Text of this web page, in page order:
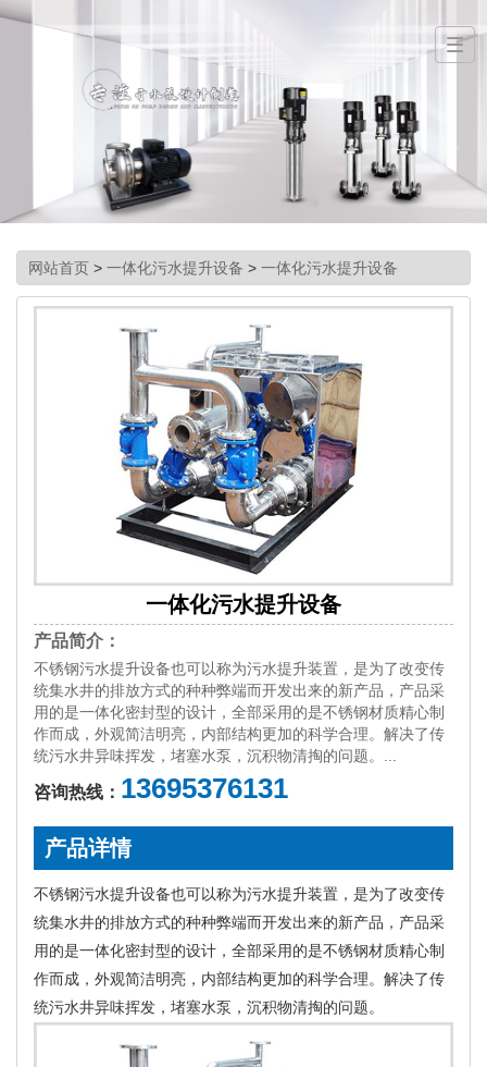
网站首页 > 一体化污水提升设备 > 一体化污水提升设备
一体化污水提升设备
产品简介：
不锈钢污水提升设备也可以称为污水提升装置，是为了改变传
统集水井的排放方式的种种弊端而开发出来的新产品，产品采
用的是一体化密封型的设计，全部采用的是不锈钢材质精心制
作而成，外观简洁明亮，内部结构更加的科学合理。解决了传
统污水井异味挥发，堵塞水泵，沉积物清掏的问题。...
咨询热线： 13695376131
产品详情
不锈钢污水提升设备也可以称为污水提升装置，是为了改变传
统集水井的排放方式的种种弊端而开发出来的新产品，产品采
用的是一体化密封型的设计，全部采用的是不锈钢材质精心制
作而成，外观简洁明亮，内部结构更加的科学合理。解决了传
统污水井异味挥发，堵塞水泵，沉积物清掏的问题。